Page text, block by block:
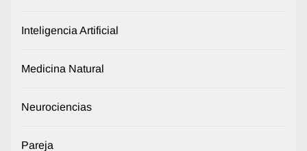
Inteligencia Artificial
Medicina Natural
Neurociencias
Pareja